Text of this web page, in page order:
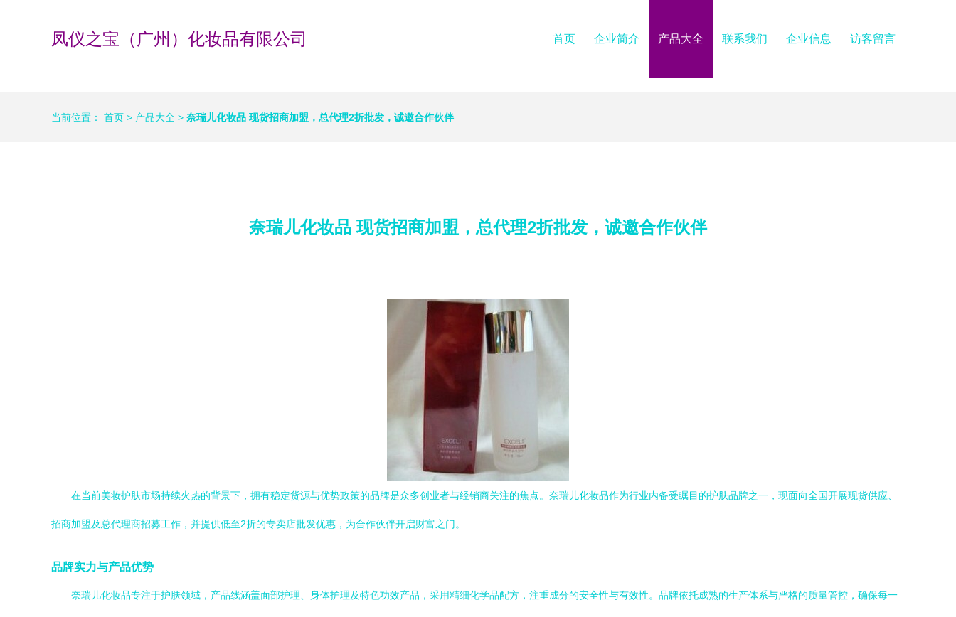
凤仪之宝（广州）化妆品有限公司 首页 企业简介 产品大全 联系我们 企业信息 访客留言
当前位置： 首页 > 产品大全 > 奈瑞儿化妆品 现货招商加盟，总代理2折批发，诚邀合作伙伴
奈瑞儿化妆品 现货招商加盟，总代理2折批发，诚邀合作伙伴
在当前美妆护肤市场持续火热的背景下，拥有稳定货源与优势政策的品牌是众多创业者与经销商关注的焦点。奈瑞儿化妆品作为行业内备受瞩目的护肤品牌之一，现面向全国开展现货供应、
招商加盟及总代理商招募工作，并提供低至2折的专卖店批发优惠，为合作伙伴开启财富之门。
品牌实力与产品优势
奈瑞儿化妆品专注于护肤领域，产品线涵盖面部护理、身体护理及特色功效产品，采用精细化学品配方，注重成分的安全性与有效性。品牌依托成熟的生产体系与严格的质量管控，确保每一